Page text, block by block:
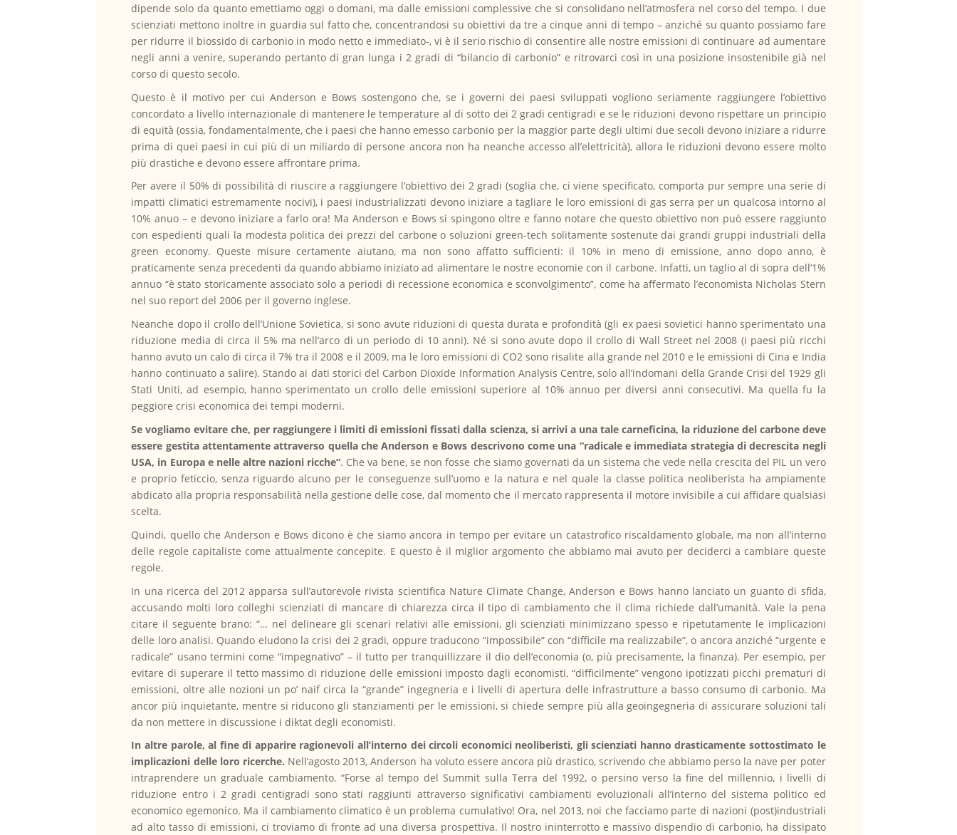
dipende solo da quanto emettiamo oggi o domani, ma dalle emissioni complessive che si consolidano nell’atmosfera nel corso del tempo. I due
scienziati mettono inoltre in guardia sul fatto che, concentrandosi su obiettivi da tre a cinque anni di tempo – anziché su quanto possiamo fare
per ridurre il biossido di carbonio in modo netto e immediato-, vi è il serio rischio di consentire alle nostre emissioni di continuare ad aumentare
negli anni a venire, superando pertanto di gran lunga i 2 gradi di “bilancio di carbonio” e ritrovarci così in una posizione insostenibile già nel
corso di questo secolo.
Questo è il motivo per cui Anderson e Bows sostengono che, se i governi dei paesi sviluppati vogliono seriamente raggiungere l’obiettivo
concordato a livello internazionale di mantenere le temperature al di sotto dei 2 gradi centigradi e se le riduzioni devono rispettare un principio
di equità (ossia, fondamentalmente, che i paesi che hanno emesso carbonio per la maggior parte degli ultimi due secoli devono iniziare a ridurre
prima di quei paesi in cui più di un miliardo di persone ancora non ha neanche accesso all’elettricità), allora le riduzioni devono essere molto
più drastiche e devono essere affrontare prima.
Per avere il 50% di possibilità di riuscire a raggiungere l’obiettivo dei 2 gradi (soglia che, ci viene specificato, comporta pur sempre una serie di
impatti climatici estremamente nocivi), i paesi industrializzati devono iniziare a tagliare le loro emissioni di gas serra per un qualcosa intorno al
10% anuo – e devono iniziare a farlo ora! Ma Anderson e Bows si spingono oltre e fanno notare che questo obiettivo non può essere raggiunto
con espedienti quali la modesta politica dei prezzi del carbone o soluzioni green-tech solitamente sostenute dai grandi gruppi industriali della
green economy. Queste misure certamente aiutano, ma non sono affatto sufficienti: il 10% in meno di emissione, anno dopo anno, è
praticamente senza precedenti da quando abbiamo iniziato ad alimentare le nostre economie con il carbone. Infatti, un taglio al di sopra dell’1%
annuo “è stato storicamente associato solo a periodi di recessione economica e sconvolgimento”, come ha affermato l’economista Nicholas Stern
nel suo report del 2006 per il governo inglese.
Neanche dopo il crollo dell’Unione Sovietica, si sono avute riduzioni di questa durata e profondità (gli ex paesi sovietici hanno sperimentato una
riduzione media di circa il 5% ma nell’arco di un periodo di 10 anni). Né si sono avute dopo il crollo di Wall Street nel 2008 (i paesi più ricchi
hanno avuto un calo di circa il 7% tra il 2008 e il 2009, ma le loro emissioni di CO2 sono risalite alla grande nel 2010 e le emissioni di Cina e India
hanno continuato a salire). Stando ai dati storici del Carbon Dioxide Information Analysis Centre, solo all’indomani della Grande Crisi del 1929 gli
Stati Uniti, ad esempio, hanno sperimentato un crollo delle emissioni superiore al 10% annuo per diversi anni consecutivi. Ma quella fu la
peggiore crisi economica dei tempi moderni.
Se vogliamo evitare che, per raggiungere i limiti di emissioni fissati dalla scienza, si arrivi a una tale carneficina, la riduzione del carbone deve
essere gestita attentamente attraverso quella che Anderson e Bows descrivono come una “radicale e immediata strategia di decrescita negli
USA, in Europa e nelle altre nazioni ricche”. Che va bene, se non fosse che siamo governati da un sistema che vede nella crescita del PIL un vero
e proprio feticcio, senza riguardo alcuno per le conseguenze sull’uomo e la natura e nel quale la classe politica neoliberista ha ampiamente
abdicato alla propria responsabilità nella gestione delle cose, dal momento che il mercato rappresenta il motore invisibile a cui affidare qualsiasi
scelta.
Quindi, quello che Anderson e Bows dicono è che siamo ancora in tempo per evitare un catastrofico riscaldamento globale, ma non all’interno
delle regole capitaliste come attualmente concepite. E questo è il miglior argomento che abbiamo mai avuto per deciderci a cambiare queste
regole.
In una ricerca del 2012 apparsa sull’autorevole rivista scientifica Nature Climate Change, Anderson e Bows hanno lanciato un guanto di sfida,
accusando molti loro colleghi scienziati di mancare di chiarezza circa il tipo di cambiamento che il clima richiede dall’umanità. Vale la pena
citare il seguente brano: “… nel delineare gli scenari relativi alle emissioni, gli scienziati minimizzano spesso e ripetutamente le implicazioni
delle loro analisi. Quando eludono la crisi dei 2 gradi, oppure traducono “impossibile” con “difficile ma realizzabile”, o ancora anziché “urgente e
radicale” usano termini come “impegnativo” – il tutto per tranquillizzare il dio dell’economia (o, più precisamente, la finanza). Per esempio, per
evitare di superare il tetto massimo di riduzione delle emissioni imposto dagli economisti, “difficilmente” vengono ipotizzati picchi prematuri di
emissioni, oltre alle nozioni un po’ naif circa la “grande” ingegneria e i livelli di apertura delle infrastrutture a basso consumo di carbonio. Ma
ancor più inquietante, mentre si riducono gli stanziamenti per le emissioni, si chiede sempre più alla geoingegneria di assicurare soluzioni tali
da non mettere in discussione i diktat degli economisti.
In altre parole, al fine di apparire ragionevoli all’interno dei circoli economici neoliberisti, gli scienziati hanno drasticamente sottostimato le
implicazioni delle loro ricerche. Nell’agosto 2013, Anderson ha voluto essere ancora più drastico, scrivendo che abbiamo perso la nave per poter
intraprendere un graduale cambiamento. “Forse al tempo del Summit sulla Terra del 1992, o persino verso la fine del millennio, i livelli di
riduzione entro i 2 gradi centigradi sono stati raggiunti attraverso significativi cambiamenti evoluzionali all’interno del sistema politico ed
economico egemonico. Ma il cambiamento climatico è un problema cumulativo! Ora, nel 2013, noi che facciamo parte di nazioni (post)industriali
ad alto tasso di emissioni, ci troviamo di fronte ad una diversa prospettiva. Il nostro ininterrotto e massivo dispendio di carbonio, ha dissipato